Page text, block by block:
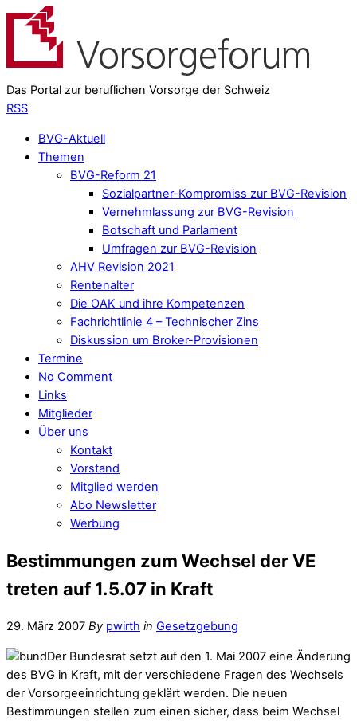
Das Portal zur beruflichen Vorsorge der Schweiz
RSS
BVG-Aktuell
Themen
BVG-Reform 21
Sozialpartner-Kompromiss zur BVG-Revision
Vernehmlassung zur BVG-Revision
Botschaft und Parlament
Umfragen zur BVG-Revision
AHV Revision 2021
Rentenalter
Die OAK und ihre Kompetenzen
Fachrichtlinie 4 – Technischer Zins
Diskussion um Broker-Provisionen
Termine
No Comment
Links
Mitglieder
Über uns
Kontakt
Vorstand
Mitglied werden
Abo Newsletter
Werbung
Bestimmungen zum Wechsel der VE
treten auf 1.5.07 in Kraft
29. März 2007 By pwirth in Gesetzgebung
Der Bundesrat setzt auf den 1. Mai 2007 eine Änderung
des BVG in Kraft, mit der verschiedene Fragen des Wechsels
der Vorsorgeeinrichtung geklärt werden. Die neuen
Bestimmungen stellen zum einen sicher, dass beim Wechsel